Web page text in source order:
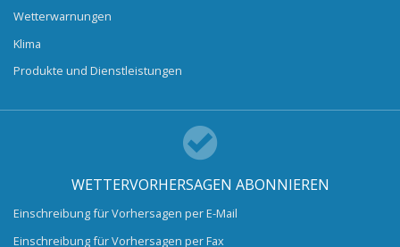
Wetterwarnungen
Klima
Produkte und Dienstleistungen
WETTERVORHERSAGEN ABONNIEREN
Einschreibung für Vorhersagen per E-Mail
Einschreibung für Vorhersagen per Fax